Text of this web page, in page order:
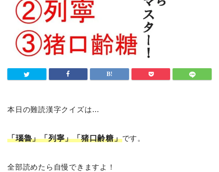
本日の難読漢字クイズは…
「瑙魯」「列寧」「猪口齢糖」です。
全部読めたら自慢できますよ！